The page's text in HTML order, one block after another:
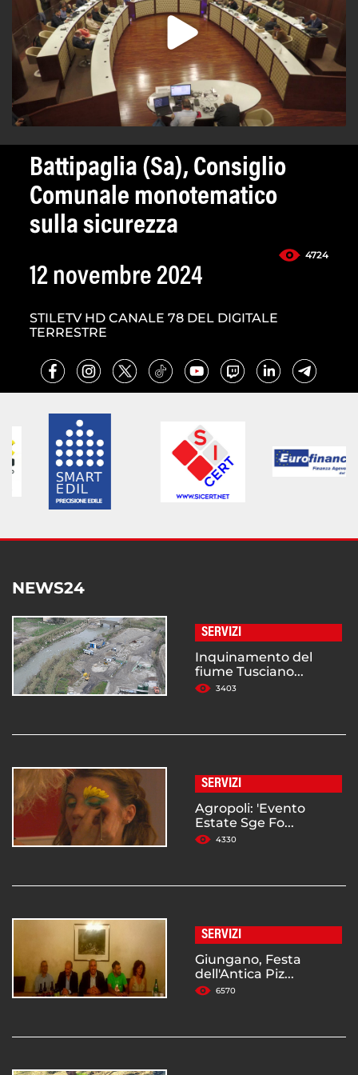
Battipaglia (Sa), Consiglio
Comunale monotematico
sulla sicurezza
4724
12 novembre 2024
STILETV HD CANALE 78 DEL DIGITALE
TERRESTRE
NEWS24
SERVIZI
Inquinamento del
fiume Tusciano...
3403
SERVIZI
Agropoli: 'Evento
Estate Sge Fo...
4330
SERVIZI
Giungano, Festa
dell'Antica Piz...
6570